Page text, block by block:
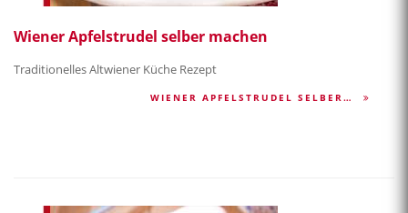
Wiener Apfelstrudel selber machen
Traditionelles Altwiener Küche Rezept
WIENER APFELSTRUDEL SELBER…